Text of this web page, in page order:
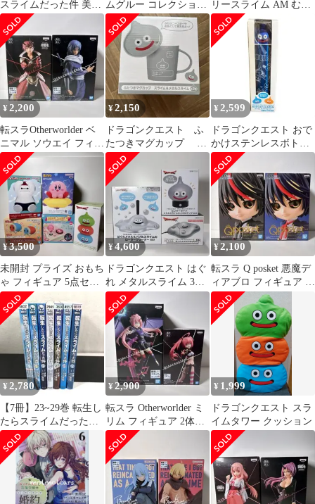
スライムだった件 美食
伝 ペコとリムルの料理
手帖 既刊全巻
ムグルー コレクション
バラ売り 出品
リースライム AM むに
むにスライム ～カラフ
ルスライム登場編～
「ドラゴンクエスト」
¥2,200
転スラOtherworlder ベ
ニマル ソウエイ フィギ
ュア2体セット 未開封
¥2,150
ドラゴンクエスト ふ
たつきマグカップ メ
タルスライム 【残り1
点】
¥ 2,599
ドラゴンクエスト おで
かけステンレスボトル
スライム
¥3,500
未開封 プライズ おもち
ゃ フィギュア 5点セッ
ト カービィ スライムな
ど
¥4,600
ドラゴンクエスト はぐ
れ メタルスライム 3点
セット マウス クリーナ
ー ライト
¥2,100
転スラ Q posket 悪魔デ
ィアブロ フィギュア 2
体セット 未開封
¥2,780
【7冊】23~29巻 転生し
たらスライムだった件
コミック
¥2,900
転スラ Otherworlder ミ
リム フィギュア 2体セ
ット 未開封
¥ 1,999
ドラゴンクエスト スラ
イムタワー クッション